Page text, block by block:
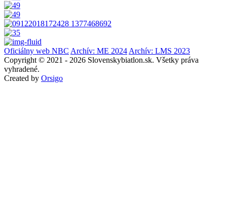
Oficiálny web NBC Archív: ME 2024 Archív: LMS 2023
Copyright © 2021 - 2026 Slovenskybiatlon.sk. Všetky práva
vyhradené.
Created by Orsigo